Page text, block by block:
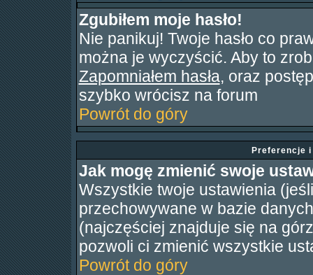
Zgubiłem moje hasło!
Nie panikuj! Twoje hasło co
można je wyczyścić. Aby to
Zapomniałem hasła, oraz
szybko wrócisz na forum
Powrót do góry
Preferencje
Jak mogę zmienić swoje
Wszystkie twoje ustawienia
przechowywane w bazie
(najczęściej znajduje się na
pozwoli ci zmienić wszystkie
Powrót do góry